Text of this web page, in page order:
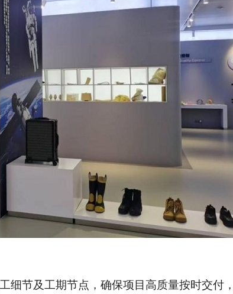
细节及工期节点，确保项目高质量按时交付